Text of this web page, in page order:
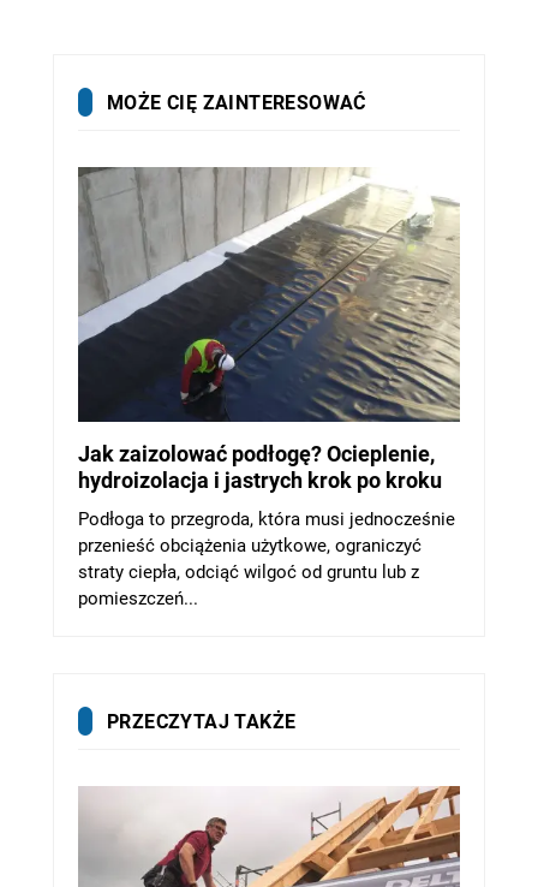
MOŻE CIĘ ZAINTERESOWAĆ
Jak zaizolować podłogę? Ocieplenie,
hydroizolacja i jastrych krok po kroku
Podłoga to przegroda, która musi jednocześnie
przenieść obciążenia użytkowe, ograniczyć
straty ciepła, odciąć wilgoć od gruntu lub z
pomieszczeń...
PRZECZYTAJ TAKŻE